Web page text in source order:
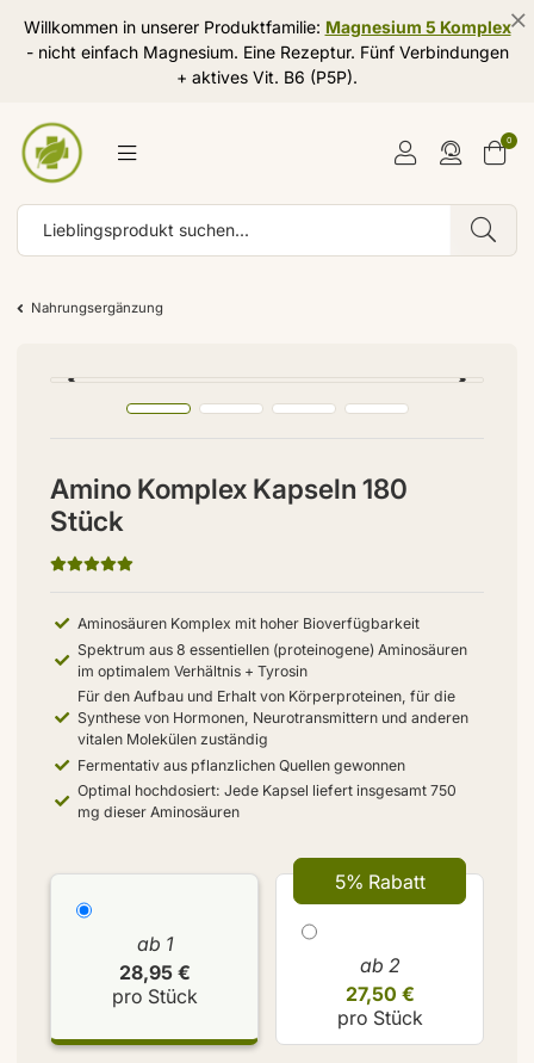
Willkommen in unserer Produktfamilie: Magnesium 5 Komplex
- nicht einfach Magnesium. Eine Rezeptur. Fünf Verbindungen
+ aktives Vit. B6 (P5P).
0
Nahrungsergänzung
Amino Komplex Kapseln 180
Stück
Aminosäuren Komplex mit hoher Bioverfügbarkeit
Spektrum aus 8 essentiellen (proteinogene) Aminosäuren
im optimalem Verhältnis + Tyrosin
Für den Aufbau und Erhalt von Körperproteinen, für die
Synthese von Hormonen, Neurotransmittern und anderen
vitalen Molekülen zuständig
Fermentativ aus pflanzlichen Quellen gewonnen
Optimal hochdosiert: Jede Kapsel liefert insgesamt 750
mg dieser Aminosäuren
ab 1
28,95 €
pro Stück
5% Rabatt
ab 2
27,50 €
pro Stück